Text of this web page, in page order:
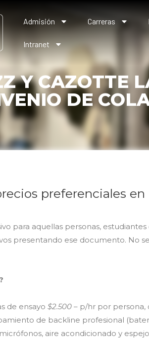
Admisión Carreras
Intranet
Y CAZOTTE
DE
preferenciales
para aquellas personas,
presentando ese documento. No
de ensayo $2.500 – p/hr por persona,
de backline profesional
aire acondicionado y